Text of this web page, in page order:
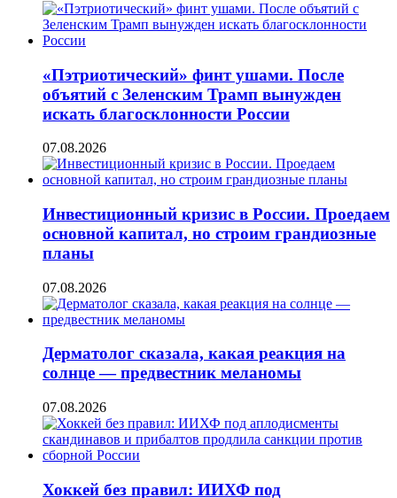
«Пэтриотический» финт ушами. После
объятий с Зеленским Трамп вынужден
искать благосклонности России
07.08.2026
Инвестиционный кризис в России. Проедаем
основной капитал, но строим грандиозные
планы
07.08.2026
Дерматолог сказала, какая реакция на
солнце — предвестник меланомы
07.08.2026
Хоккей без правил: ИИХФ под